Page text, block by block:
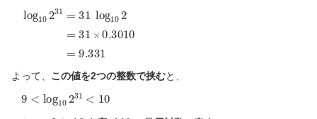
31 log 102
よって、 この値を2つの整数で挟むと、
9 log 31 10
9 10 10